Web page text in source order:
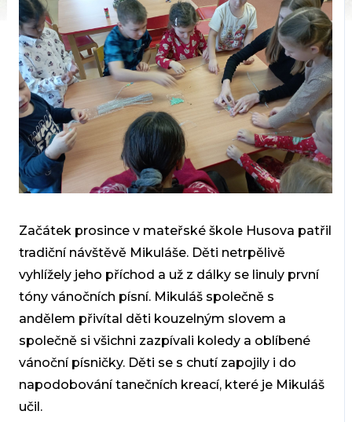
Začátek prosince v mateřské škole Husova patřil
tradiční návštěvě Mikuláše. Děti netrpělivě
vyhlížely jeho příchod a už z dálky se linuly první
tóny vánočních písní. Mikuláš společně s
andělem přivítal děti kouzelným slovem a
společně si všichni zazpívali koledy a oblíbené
vánoční písničky. Děti se s chutí zapojily i do
napodobování tanečních kreací, které je Mikuláš
učil.